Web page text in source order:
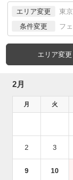
エリア変更 東
条件変更 フ
エリア変更
2月
月 火
2 3
9 10